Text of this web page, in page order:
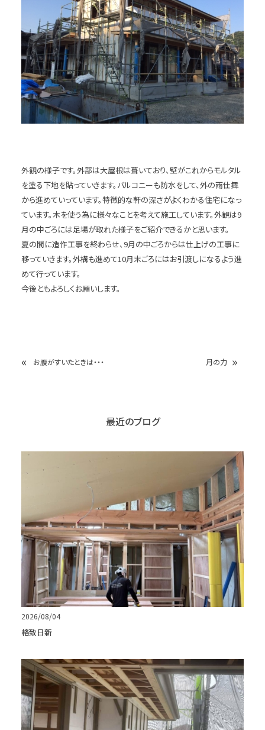
外観の様子です。外部は大屋根は葺いており、壁がこれからモルタル
を塗る下地を貼っていきます。バルコニーも防水をして、外の雨仕舞
から進めていっています。特徴的な軒の深さがよくわかる住宅になっ
ています。木を使う為に様々なことを考えて施工しています。外観は9
月の中ごろには足場が取れた様子をご紹介できるかと思います。
夏の間に造作工事を終わらせ、9月の中ごろからは仕上げの工事に
移っていきます。外構も進めて10月末ごろにはお引渡しになるよう進
めて行っています。
今後ともよろしくお願いします。
« お腹がすいたときは・・・ 月の力 »
最近のブログ
2026/08/04
格致日新